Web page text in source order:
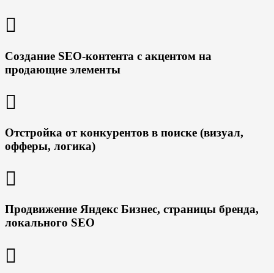
Создание SEO-контента с акцентом на
продающие элементы
Отстройка от конкурентов в поиске (визуал,
офферы, логика)
Продвижение Яндекс Бизнес, страницы бренда,
локального SEO